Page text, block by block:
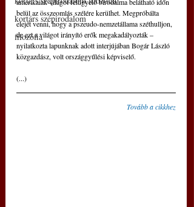
kortárs szépirodalom
filozófia
amerikaiak világot felügyelő birodalma belátható időn
belül az összeomlás szélére kerülhet. Megpróbálta
elejét venni, hogy a pszeudo-nemzetállama széthulljon,
de ezt a világot irányító erők megakadályozták –
nyilatkozta lapunknak adott interjújában Bogár László
közgazdász, volt országgyűlési képviselő.
(...)
Tovább a cikkhez